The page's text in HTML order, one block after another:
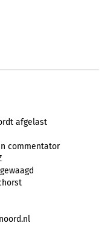
afgelast
commentator